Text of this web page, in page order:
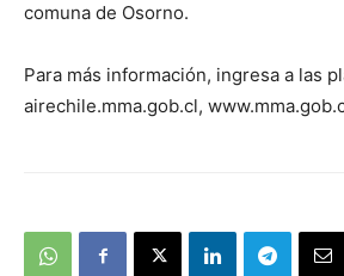
comuna de Osorno.
Para más información, ingresa a las
airechile.mma.gob.cl,